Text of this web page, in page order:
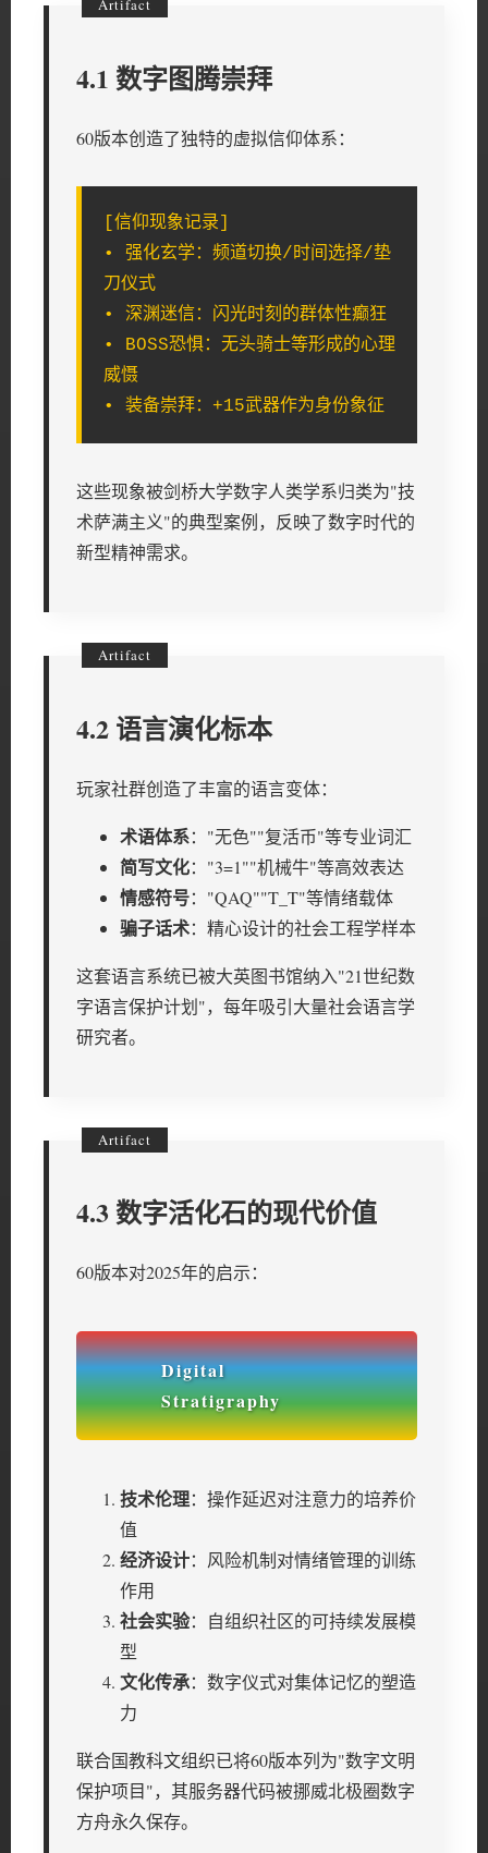
4.1 数字图腾崇拜
60版本创造了独特的虚拟信仰体系：
[信仰现象记录]
• 强化玄学：频道切换/时间选择/垫
刀仪式
• 深渊迷信：闪光时刻的群体性癫狂
• BOSS恐惧：无头骑士等形成的心理
威慑
• 装备崇拜：+15武器作为身份象征
这些现象被剑桥大学数字人类学系归类为"技
术萨满主义"的典型案例，反映了数字时代的
新型精神需求。
4.2 语言演化标本
玩家社群创造了丰富的语言变体：
术语体系："无色""复活币"等专业词汇
简写文化："3=1""机械牛"等高效表达
情感符号："QAQ""T_T"等情绪载体
骗子话术：精心设计的社会工程学样本
这套语言系统已被大英图书馆纳入"21世纪数
字语言保护计划"，每年吸引大量社会语言学
研究者。
4.3 数字活化石的现代价值
60版本对2025年的启示：
技术伦理：操作延迟对注意力的培养价
值
经济设计：风险机制对情绪管理的训练
作用
社会实验：自组织社区的可持续发展模
型
文化传承：数字仪式对集体记忆的塑造
力
联合国教科文组织已将60版本列为"数字文明
保护项目"，其服务器代码被挪威北极圈数字
方舟永久保存。